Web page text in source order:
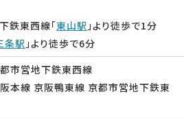
鉄東西線「東山駅」より徒歩で1分
条駅」より徒歩で6分
都市営地下鉄東西線
阪本線 京阪鴨東線 京都市営地下鉄東